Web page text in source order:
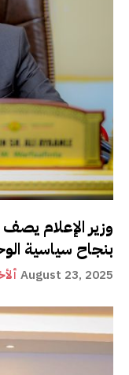
وزير الإعلام
بنجاح سياسية
August 23, 2025